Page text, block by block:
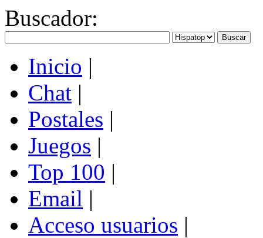
Buscador:
Inicio |
Chat |
Postales |
Juegos |
Top 100 |
Email |
Acceso usuarios |